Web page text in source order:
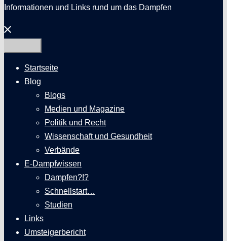
Informationen und Links rund um das Dampfen
Menü
schließen
Startseite
Blog
Blogs
Medien und Magazine
Politik und Recht
Wissenschaft und Gesundheit
Verbände
E-Dampfwissen
Dampfen?!?
Schnellstart…
Studien
Links
Umsteigerbericht